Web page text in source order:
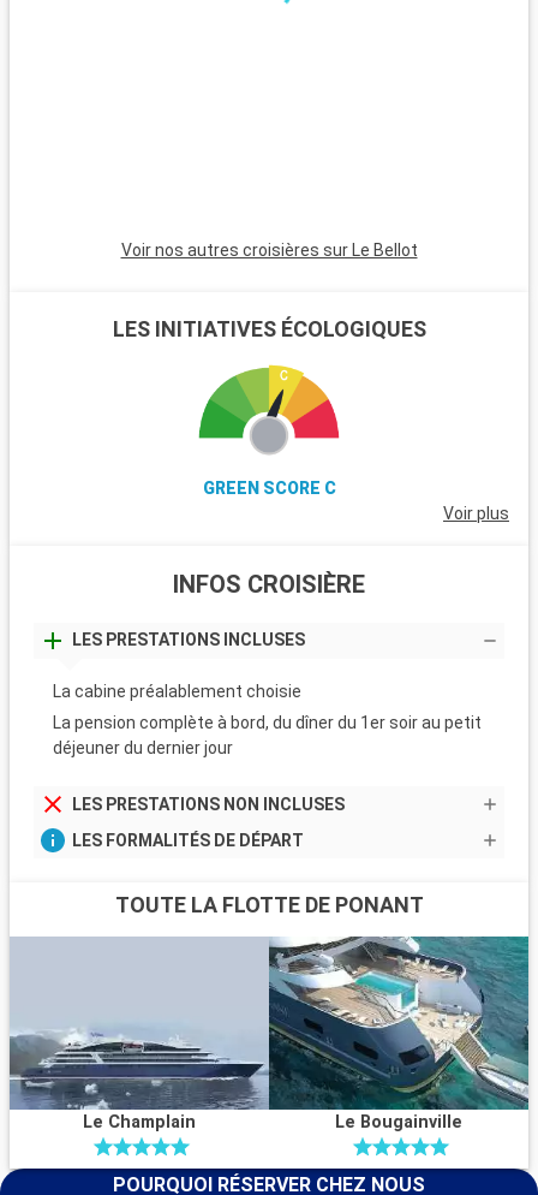
Voir nos autres croisières sur Le Bellot
LES INITIATIVES ÉCOLOGIQUES
GREEN SCORE C
Voir plus
INFOS CROISIÈRE
LES PRESTATIONS INCLUSES
La cabine préalablement choisie
La pension complète à bord, du dîner du 1er soir au petit
déjeuner du dernier jour
LES PRESTATIONS NON INCLUSES
LES FORMALITÉS DE DÉPART
TOUTE LA FLOTTE DE PONANT
Le Champlain Le Bougainville
POURQUOI RÉSERVER CHEZ NOUS